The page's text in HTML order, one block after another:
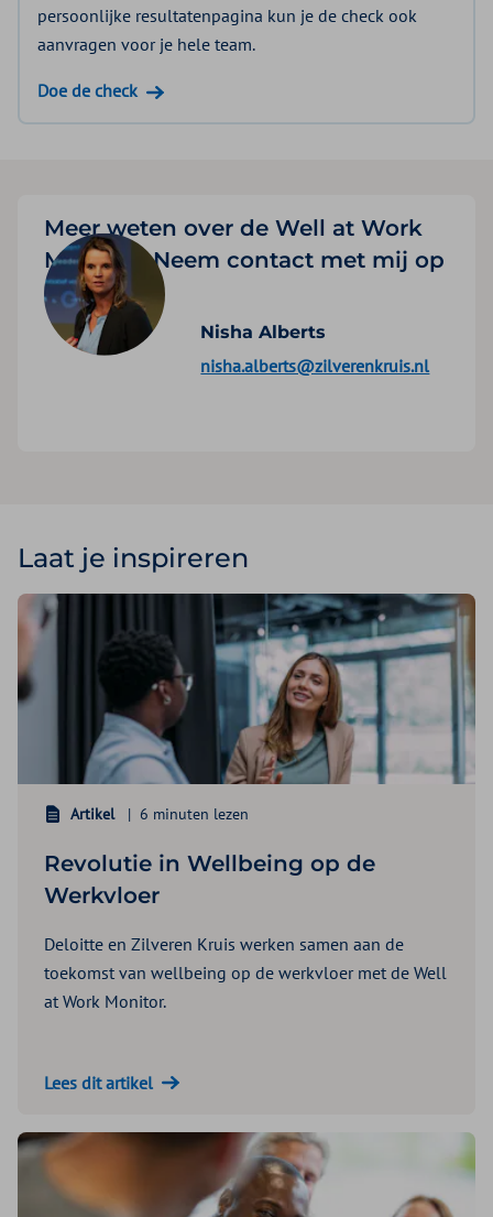
persoonlijke resultatenpagina kun je de check ook
aanvragen voor je hele team.
Doe de check
Meer weten over de Well at Work
Monitor? Neem contact met mij op
Nisha Alberts
nisha.alberts@zilverenkruis.nl
Laat je inspireren
Artikel 6 minuten lezen
Revolutie in Wellbeing op de
Werkvloer
Deloitte en Zilveren Kruis werken samen aan de
toekomst van wellbeing op de werkvloer met de Well
at Work Monitor.
Lees dit artikel